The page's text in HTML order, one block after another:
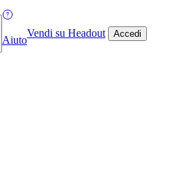
Aiuto
Vendi su Headout Accedi